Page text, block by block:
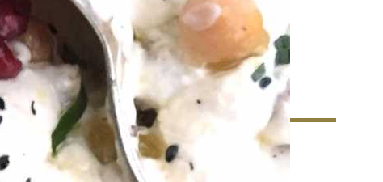
matkultur – Ett nytt
matkunnandet